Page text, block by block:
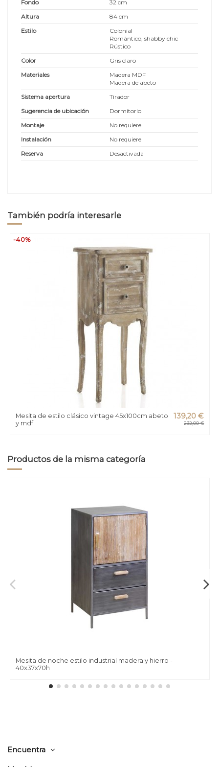
Fondo
32 cm
Altura
84 cm
Estilo
Colonial
Romántico, shabby chic
Rústico
Color
Gris claro
Materiales
Madera MDF
Madera de abeto
Sistema apertura
Tirador
Sugerencia de ubicación
Dormitorio
Montaje
No requiere
Instalación
No requiere
Reserva
Desactivada
También podría interesarle
-40%
Mesita de estilo clásico vintage 45x100cm abeto
y mdf
139,20 €
232,00 €
Productos de la misma categoría
Mesita de noche estilo industrial madera y hierro -
40x37x70h
Encuentra